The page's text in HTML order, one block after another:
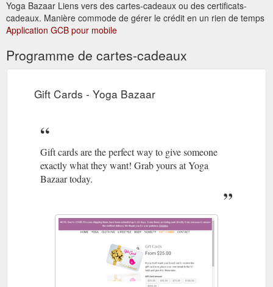
Yoga Bazaar Liens vers des cartes-cadeaux ou des certificats-
cadeaux. Manière commode de gérer le crédit en un rien de temps
Application GCB pour mobile
Programme de cartes-cadeaux
Gift Cards - Yoga Bazaar
Gift cards are the perfect way to give someone
exactly what they want! Grab yours at Yoga
Bazaar today.